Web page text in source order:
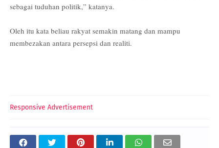
sebagai tuduhan politik,” katanya.
Oleh itu kata beliau rakyat semakin matang dan mampu
membezakan antara persepsi dan realiti.
Responsive Advertisement